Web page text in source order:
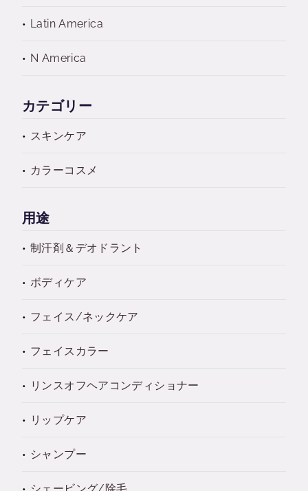
Latin America
N America
カテゴリー
スキンケア
カラーコスメ
用途
制汗剤＆デオドラント
ボディケア
フェイス/ネックケア
フェイスカラー
リンスオフヘアコンディショナー
リップケア
シャンプー